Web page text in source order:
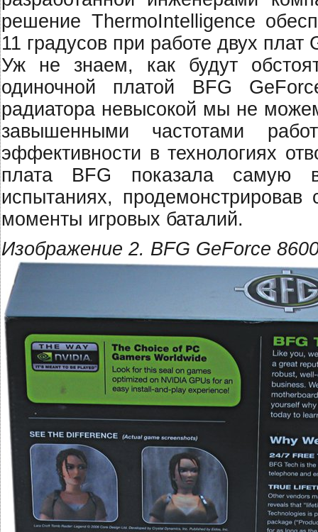
решение ThermoIntelligence
11 градусов при работе двух
Уж не знаем, как будут
одиночной платой BFG
радиатора невысокой мы не
завышенными частотами
эффективности в технологиях
плата BFG показала самую
испытаниях,
моменты игровых баталий.
Изображение 2. BFG GeForce